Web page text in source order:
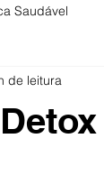
Saudável
de leitura